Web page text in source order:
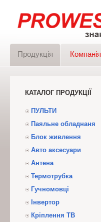
Продукція Компанія
КАТАЛОГ ПРОДУКЦІЇ
ПУЛЬТИ
Паяльне обладнаня
Блок живлення
Авто аксесуари
Антена
Термотрубка
Гучномовці
Інвертор
Кріплення ТВ